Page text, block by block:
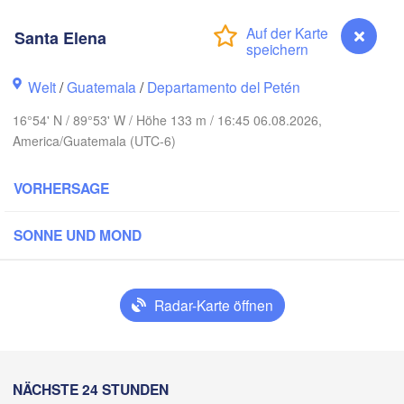
Santa Elena
Welt/Guatemala /Departamento del Petén
16°54' N / 89°53' W / Höhe 133 m / 16:45 06.08.2026,
America/Guatemala (UTC-6)
VORHERSAGE
SONNE UND MOND
Radar-Karte öffnen
NÄCHSTE 24 STUNDEN
Tuxtla Gutiérrez
Ciudad del Carmen Chetumal
Santa Elena